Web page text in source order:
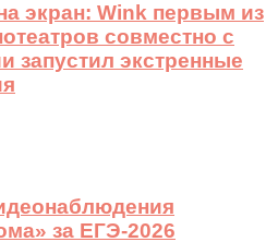
экран: Wink первым из
совместно с
запустил экстренные
за ЕГЭ-2026